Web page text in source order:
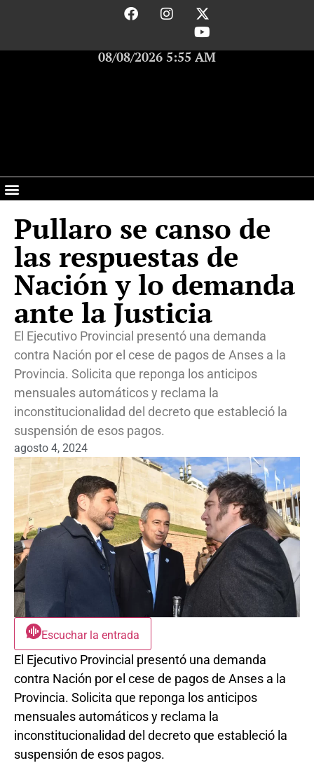
08/08/2026 5:55 AM
Pullaro se canso de
las respuestas de
Nación y lo demanda
ante la Justicia
El Ejecutivo Provincial presentó una demanda
contra Nación por el cese de pagos de Anses a la
Provincia. Solicita que reponga los anticipos
mensuales automáticos y reclama la
inconstitucionalidad del decreto que estableció la
suspensión de esos pagos.
agosto 4, 2024
Escuchar la entrada
El Ejecutivo Provincial presentó una demanda
contra Nación por el cese de pagos de Anses a la
Provincia. Solicita que reponga los anticipos
mensuales automáticos y reclama la
inconstitucionalidad del decreto que estableció la
suspensión de esos pagos.